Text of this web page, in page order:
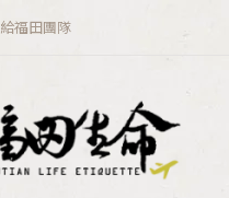
福田團隊